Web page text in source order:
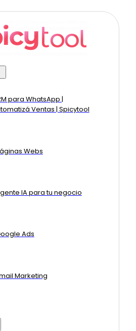
para WhatsApp |
Ventas | Spicytool
Webs
IA para tu negocio
Ads
Marketing